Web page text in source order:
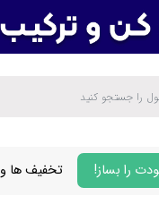
را بساز! تخفیف ها